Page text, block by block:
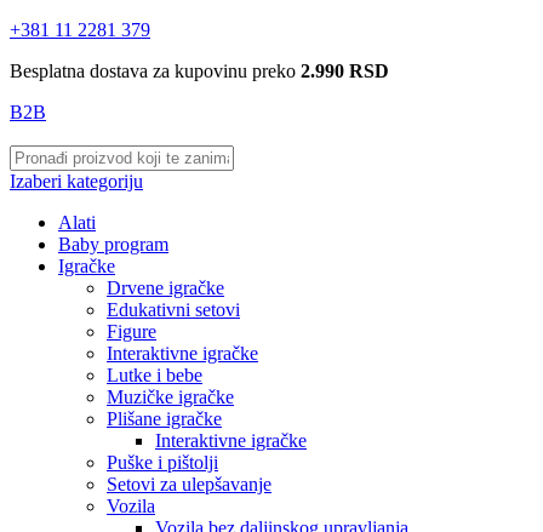
+381 11 2281 379
Besplatna dostava za kupovinu preko 2.990 RSD
B2B
Izaberi kategoriju
Alati
Baby program
Igračke
Drvene igračke
Edukativni setovi
Figure
Interaktivne igračke
Lutke i bebe
Muzičke igračke
Plišane igračke
Interaktivne igračke
Puške i pištolji
Setovi za ulepšavanje
Vozila
Vozila bez daljinskog upravljanja